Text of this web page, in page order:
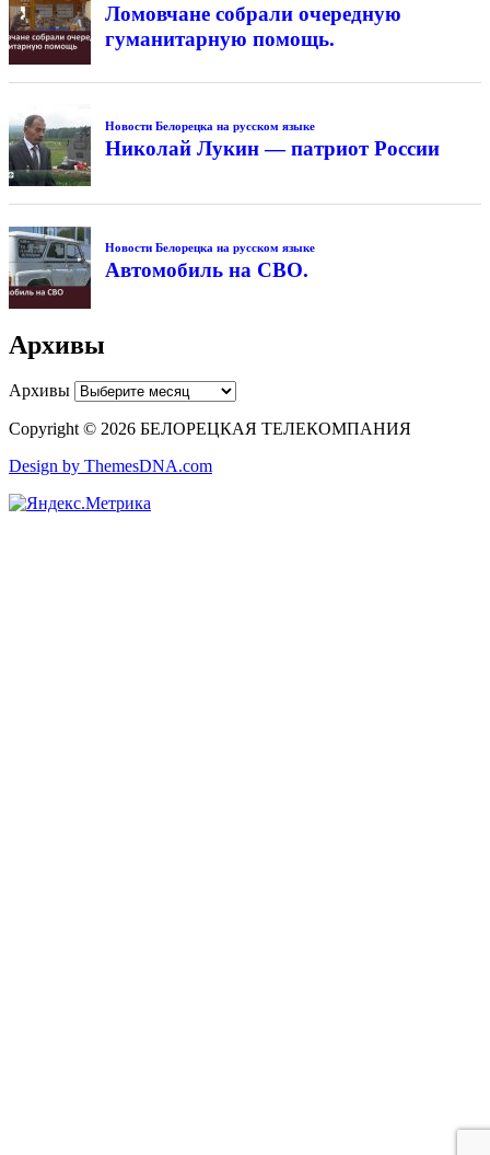
Ломовчане собрали очередную
гуманитарную помощь.
Новости Белорецка на русском языке
Николай Лукин — патриот России
Новости Белорецка на русском языке
Автомобиль на СВО.
Архивы
Архивы
Copyright © 2026 БЕЛОРЕЦКАЯ ТЕЛЕКОМПАНИЯ
Design by ThemesDNA.com